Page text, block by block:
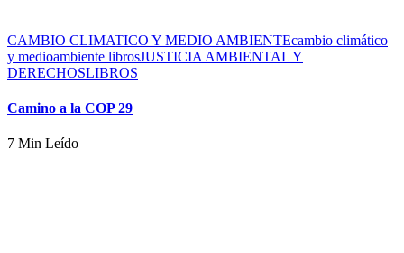
CAMBIO CLIMATICO Y MEDIO AMBIENTEcambio climático
y medioambiente librosJUSTICIA AMBIENTAL Y
DERECHOSLIBROS
Camino a la COP 29
7 Min Leído